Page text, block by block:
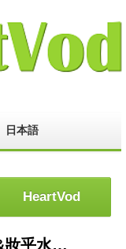
日本語
HeartVod : 請你默默聽&妝乎水水( 最好聽歌)吳淑敏vs許志豪 張涵雅20180606